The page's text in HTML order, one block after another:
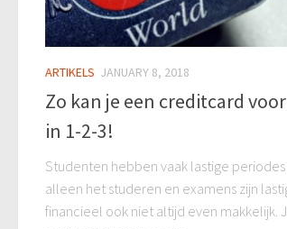
ARTIKELS JANUARY 8, 2018
Zo kan je een creditcard
in 1-2-3!
Studenten hebben vaak lastige
alleen het studeren en examens zijn
financieel ook niet altijd even makkelijk.